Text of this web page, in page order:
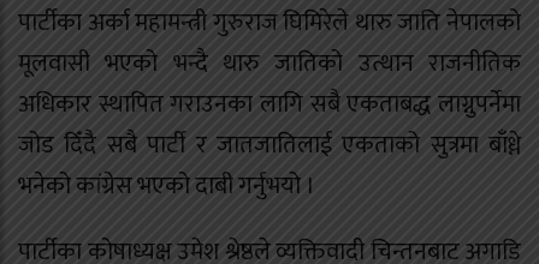
पार्टीका अर्का महामन्त्री गुरुराज घिमिरेले थारु जाति नेपालको
मूलवासी भएको भन्दै थारु जातिको उत्थान राजनीतिक
अधिकार स्थापित गराउनका लागि सबै एकताबद्ध लाग्नुपर्नेमा
जोड दिँदै सबै पार्टी र जातजातिलाई एकताको सुत्रमा बाँध्ने
भनेको कांग्रेस भएको दाबी गर्नुभयो ।
पार्टीका कोषाध्यक्ष उमेश श्रेष्ठले व्यक्तिवादी चिन्तनबाट अगाडि